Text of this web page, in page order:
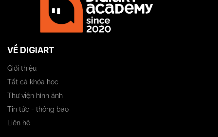
VỀ DIGIART
Giới thiệu
Tất cả khóa học
Thư viện hình ảnh
Tin tức - thông báo
Liên hệ